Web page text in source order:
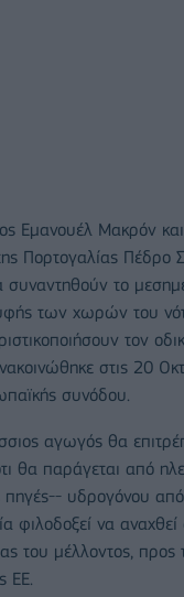
Εμανουέλ Μακρόν
Πορτογαλίας Πέδρο
συναντηθούν το
των χωρών του
τον
στις 20
συνόδου.
αγωγός θα
θα παράγεται από
υδρογόνου από
φιλοδοξεί να
του μέλλοντος, προς
ΕΕ.